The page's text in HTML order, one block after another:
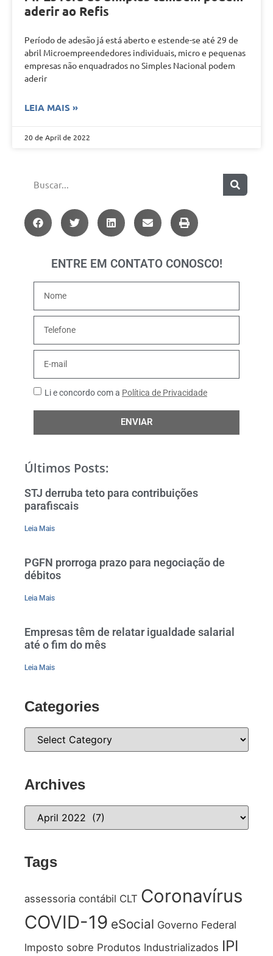
aderir ao Refis
Período de adesão já está aberto e estende-se até 29 de
abril Microempreendedores individuais, micro e pequenas
empresas não enquadrados no Simples Nacional podem
aderir
LEIA MAIS »
20 de April de 2022
ENTRE EM CONTATO CONOSCO!
Li e concordo com a Política de Privacidade
ENVIAR
Últimos Posts:
STJ derruba teto para contribuições
parafiscais
Leia Mais
PGFN prorroga prazo para negociação de
débitos
Leia Mais
Empresas têm de relatar igualdade salarial
até o fim do mês
Leia Mais
Categories
Archives
Tags
assessoria contábil CLT Coronavírus
COVID-19 eSocial Governo Federal
Imposto sobre Produtos Industrializados IPI